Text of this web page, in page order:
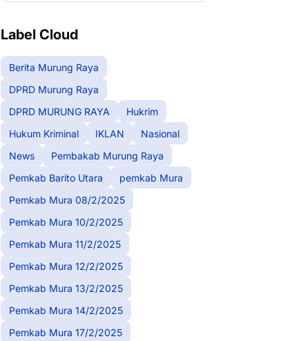
Label Cloud
Berita Murung Raya
DPRD Murung Raya
DPRD MURUNG RAYA
Hukrim
Hukum Kriminal
IKLAN
Nasional
News
Pembakab Murung Raya
Pemkab Barito Utara
pemkab Mura
Pemkab Mura 08/2/2025
Pemkab Mura 10/2/2025
Pemkab Mura 11/2/2025
Pemkab Mura 12/2/2025
Pemkab Mura 13/2/2025
Pemkab Mura 14/2/2025
Pemkab Mura 17/2/2025